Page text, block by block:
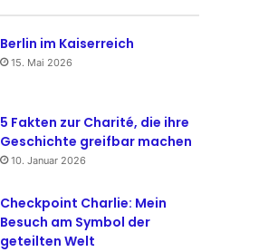
Berlin im Kaiserreich
15. Mai 2026
5 Fakten zur Charité, die ihre
Geschichte greifbar machen
10. Januar 2026
Checkpoint Charlie: Mein
Besuch am Symbol der
geteilten Welt